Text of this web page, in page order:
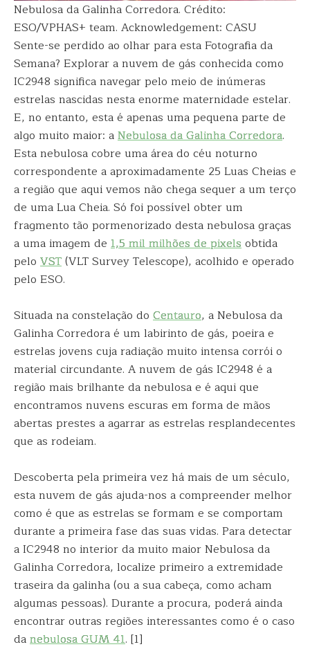
Nebulosa da Galinha Corredora. Crédito:
ESO/VPHAS+ team. Acknowledgement: CASU
Sente-se perdido ao olhar para esta Fotografia da
Semana? Explorar a nuvem de gás conhecida como
IC2948 significa navegar pelo meio de inúmeras
estrelas nascidas nesta enorme maternidade estelar.
E, no entanto, esta é apenas uma pequena parte de
algo muito maior: aNebulosa da Galinha Corredora.
Esta nebulosa cobre uma área do céu noturno
correspondente a aproximadamente 25 Luas Cheias e
a região que aqui vemos não chega sequer a um terço
de uma Lua Cheia. Só foi possível obter um
fragmento tão pormenorizado desta nebulosa graças
a uma imagem de 1,5 mil milhões de pixelsobtida
pelo VST(VLT Survey Telescope), acolhido e operado
pelo ESO.
Situada na constelação do Centauro, a Nebulosa da
Galinha Corredora é um labirinto de gás, poeira e
estrelas jovens cuja radiação muito intensa corrói o
material circundante. A nuvem de gás IC2948 é a
região mais brilhante da nebulosa e é aqui que
encontramos nuvens escuras em forma de mãos
abertas prestes a agarrar as estrelas resplandecentes
que as rodeiam.
Descoberta pela primeira vez há mais de um século,
esta nuvem de gás ajuda-nos a compreender melhor
como é que as estrelas se formam e se comportam
durante a primeira fase das suas vidas. Para detectar
a IC2948 no interior da muito maior Nebulosa da
Galinha Corredora, localize primeiro a extremidade
traseira da galinha (ou a sua cabeça, como acham
algumas pessoas). Durante a procura, poderá ainda
encontrar outras regiões interessantes como é o caso
danebulosa GUM 41. [1]